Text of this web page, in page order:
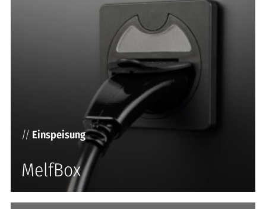
// Einspeisung
MelfBox